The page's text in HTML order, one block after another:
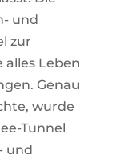
und
zur
alles Leben
Genau
wurde
Tunnel
und